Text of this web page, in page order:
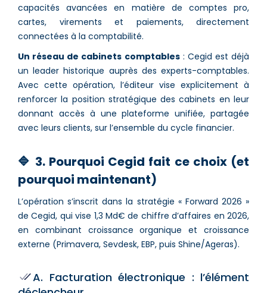
capacités avancées en matière de comptes pro,
cartes, virements et paiements, directement
connectées à la comptabilité.
Un réseau de cabinets comptables: Cegid est déjà
un leader historique auprès des experts-comptables.
Avec cette opération, l’éditeur vise explicitement à
renforcer la position stratégique des cabinets en leur
donnant accès à une plateforme unifiée, partagée
avec leurs clients, sur l’ensemble du cycle financier.
🔷 3. Pourquoi Cegid fait ce choix (et
pourquoi maintenant)
L’opération s’inscrit dans la stratégie « Forward 2026 »
de Cegid, qui vise 1,3 Md€ de chiffre d’affaires en 2026,
en combinant croissance organique et croissance
externe (Primavera, Sevdesk, EBP, puis Shine/Ageras).
A. Facturation électronique : l’élément